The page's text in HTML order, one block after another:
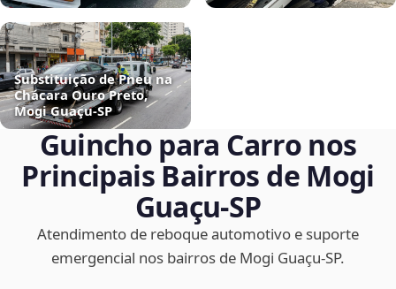
Substituição de Pneu na
Chácara Ouro Preto,
Mogi Guaçu‑SP
Guincho para Carro nos
Principais Bairros de Mogi
Guaçu‑SP
Atendimento de reboque automotivo e suporte
emergencial nos bairros de Mogi Guaçu‑SP.